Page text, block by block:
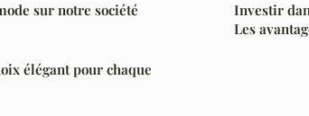
sur notre société
élégant pour chaque
Investir
Les